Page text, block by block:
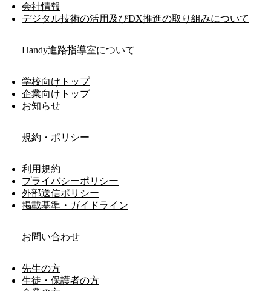
会社情報
デジタル技術の活用及びDX推進の取り組みについて
Handy進路指導室について
学校向けトップ
企業向けトップ
お知らせ
規約・ポリシー
利用規約
プライバシーポリシー
外部送信ポリシー
掲載基準・ガイドライン
お問い合わせ
先生の方
生徒・保護者の方